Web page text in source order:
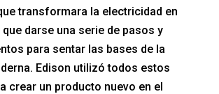
transformara la electricidad en
darse una serie de pasos y
para sentar las bases de la
Edison utilizó todos estos
crear un producto nuevo en el